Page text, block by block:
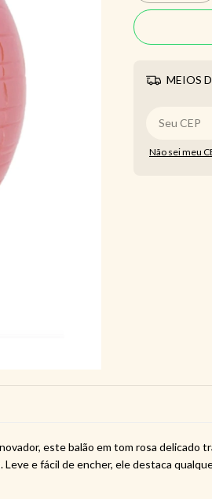
MEIOS
Não sei meu
este balão em tom rosa delicado
e fácil de encher, ele destaca